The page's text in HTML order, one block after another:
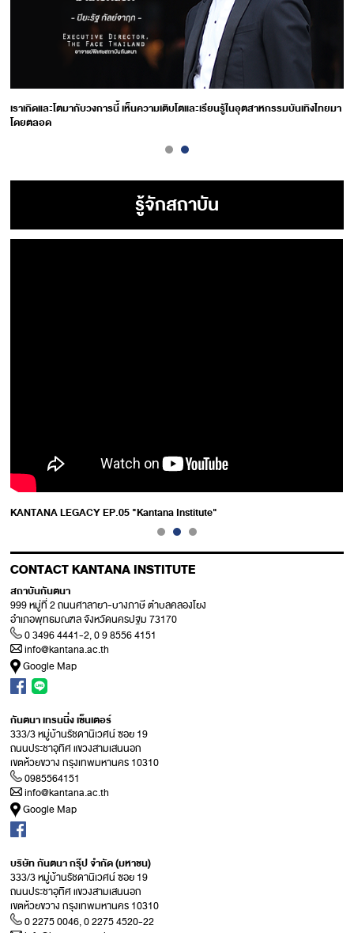
เราเกิดและโตมากับวงการนี้ เห็นความเติบโตและเรียนรู้ในอุตสาหกรรมบันเทิงไทยมา
โดยตลอด
รู้จักสถาบัน
KANTANA LEGACY EP.05 "Kantana Institute"
CONTACT KANTANA INSTITUTE
สถาบันกันตนา
999 หมู่ที่ 2 ถนนศาลายา-บางภาษี ตำบลคลองโยง
อำเภอพุทธมณฑล จังหวัดนครปฐม 73170
0 3496 4441-2, 0 9 8556 4151
info@kantana.ac.th
Google Map
กันตนา เทรนนิ่ง เซ็นเตอร์
333/3 หมู่บ้านรัชดานิเวศน์ ซอย 19
ถนนประชาอุทิศ แขวงสามเสนนอก
เขตห้วยขวาง กรุงเทพมหานคร 10310
0985564151
info@kantana.ac.th
Google Map
บริษัท กันตนา กรุ๊ป จำกัด (มหาชน)
333/3 หมู่บ้านรัชดานิเวศน์ ซอย 19
ถนนประชาอุทิศ แขวงสามเสนนอก
เขตห้วยขวาง กรุงเทพมหานคร 10310
0 2275 0046, 0 2275 4520-22